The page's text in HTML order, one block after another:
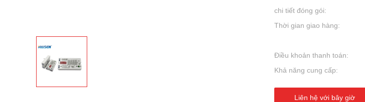
chi tiết đóng gói:
Thời gian giao hàng:
Điều khoản thanh toán:
Khả năng cung cấp:
Liên hệ với bây giờ